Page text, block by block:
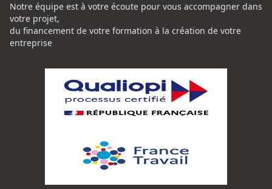
Notre équipe est à votre écoute pour vous accompagner dans
votre projet,
du financement de votre formation à la création de votre
entreprise